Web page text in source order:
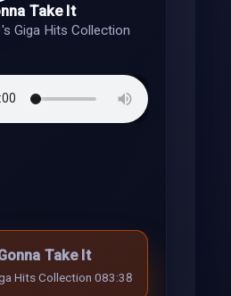
Take It
Giga Hits Collection
Take It
Hits Collection 083:38